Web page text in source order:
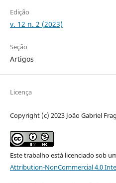
Edição
v. 12 n. 2 (2023)
Seção
Artigos
Licença
Copyright (c) 2023 João Gabriel
Este trabalho está licenciado sob
Attribution-NonCommercial 4.0